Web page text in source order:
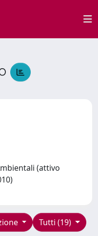
(attivo
Tutti (19)